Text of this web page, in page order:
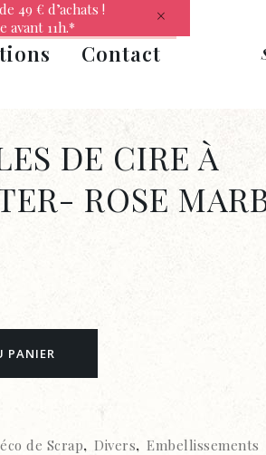
Contact
DE CIRE À
ROSE
PANIER
de Scrap, Divers, Embellissements
49 € d’achats !
avant 11h.*